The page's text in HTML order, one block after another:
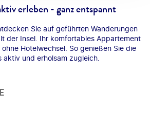
erleben - ganz entspannt
Sie auf geführten Wanderungen
der Insel. Ihr komfortables Appartement
Hotelwechsel. So genießen Sie die
und erholsam zugleich.